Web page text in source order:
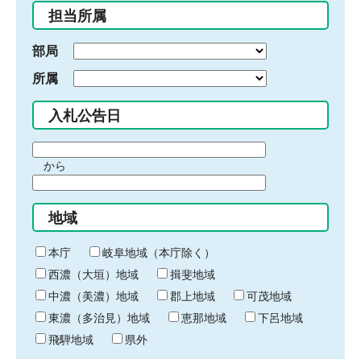
入
力
担当所属
部局
所属
入札公告日
間
始
り
から
間
終
わ
り
地域
本庁
岐阜地域（本庁除く）
西濃（大垣）地域
揖斐地域
中濃（美濃）地域
郡上地域
可茂地域
東濃（多治見）地域
恵那地域
下呂地域
飛騨地域
県外